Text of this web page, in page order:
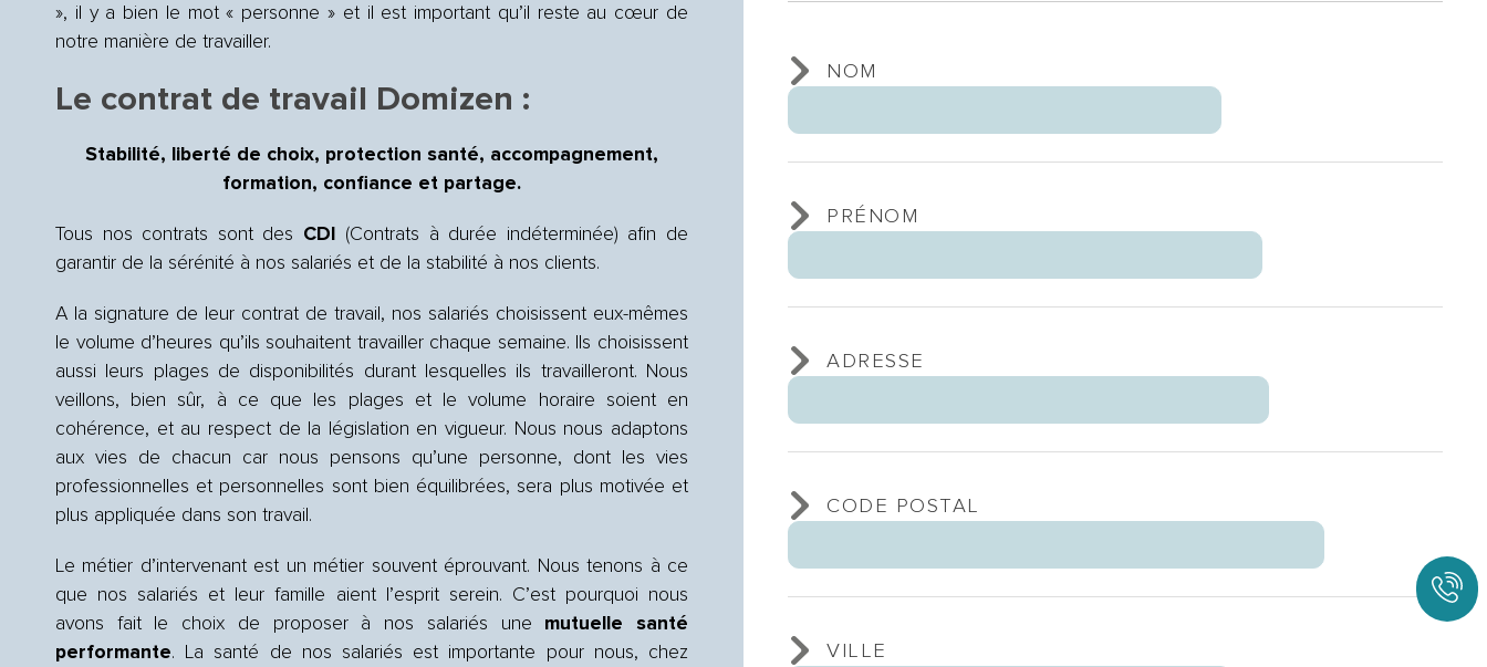
», il y a bien le mot « personne » et il est important qu’il reste au cœur de
notre manière de travailler.
Le contrat de travail Domizen :
Stabilité, liberté de choix, protection santé, accompagnement,
formation, confiance et partage.
Tous nos contrats sont des CDI (Contrats à durée indéterminée) afin de
garantir de la sérénité à nos salariés et de la stabilité à nos clients.
A la signature de leur contrat de travail, nos salariés choisissent eux-mêmes
le volume d’heures qu’ils souhaitent travailler chaque semaine. Ils choisissent
aussi leurs plages de disponibilités durant lesquelles ils travailleront. Nous
veillons, bien sûr, à ce que les plages et le volume horaire soient en
cohérence, et au respect de la législation en vigueur. Nous nous adaptons
aux vies de chacun car nous pensons qu’une personne, dont les vies
professionnelles et personnelles sont bien équilibrées, sera plus motivée et
plus appliquée dans son travail.
Le métier d’intervenant est un métier souvent éprouvant. Nous tenons à ce
que nos salariés et leur famille aient l’esprit serein. C’est pourquoi nous
avons fait le choix de proposer à nos salariés une mutuelle santé
performante. La santé de nos salariés est importante pour nous, chez
NOM
PRÉNOM
ADRESSE
CODE POSTAL
VILLE